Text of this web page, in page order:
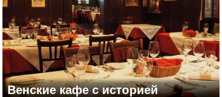
Венские кафе с историей